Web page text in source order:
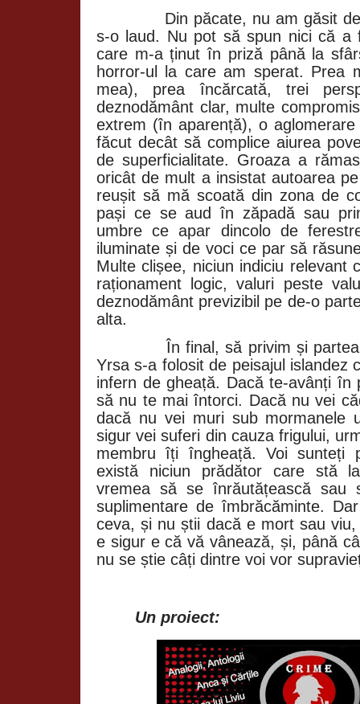
Din păcate, nu am găsit
s-o laud. Nu pot să spun nici că a
care m-a ținut în priză până la
horror-ul la care am sperat. Prea
mea), prea încărcată, trei
deznodământ clar, multe
extrem (în aparență), o
făcut decât să complice aiurea
de superficialitate. Groaza a
oricât de mult a insistat autoarea
reușit să mă scoată din zona de
pași ce se aud în zăpadă sau
umbre ce apar dincolo de
iluminate și de voci ce par să
Multe clișee, niciun indiciu relevant
raționament logic, valuri peste
deznodământ previzibil pe de-o
alta.
În final, să privim și partea
Yrsa s-a folosit de peisajul islandez
infern de gheață. Dacă te-avânți în
să nu te mai întorci. Dacă nu vei
dacă nu vei muri sub mormanele
sigur vei suferi din cauza frigului,
membru îți îngheață. Voi sunteți
există niciun prădător care stă
vremea să se înrăutățească sau
suplimentare de îmbrăcăminte.
ceva, și nu știi dacă e mort sau
e sigur e că vă vânează, și, până
nu se știe câți dintre voi vor
Un proiect: